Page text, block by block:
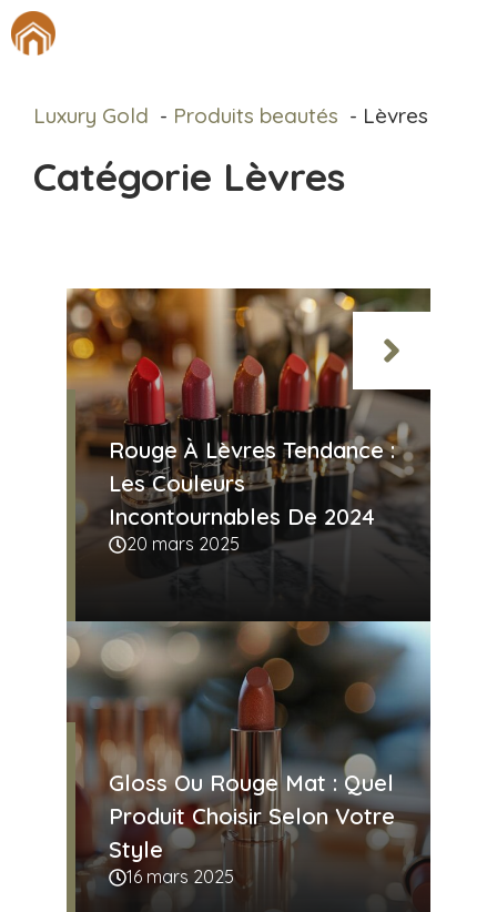
Aller
au
Luxury Gold Produits beautés Lèvres
Catégorie Lèvres
Rouge À Lèvres Tendance :
Les Couleurs
Incontournables De 2024
20 mars 2025
Gloss Ou Rouge Mat : Quel
Produit Choisir Selon Votre
Style
16 mars 2025